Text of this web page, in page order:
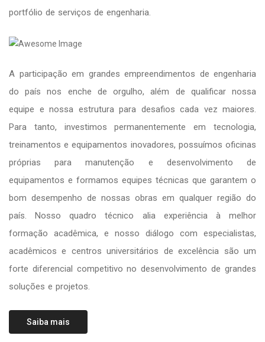
portfólio de serviços de engenharia.
A participação em grandes empreendimentos de engenharia
do país nos enche de orgulho, além de qualificar nossa
equipe e nossa estrutura para desafios cada vez maiores.
Para tanto, investimos permanentemente em tecnologia,
treinamentos e equipamentos inovadores, possuímos oficinas
próprias para manutenção e desenvolvimento de
equipamentos e formamos equipes técnicas que garantem o
bom desempenho de nossas obras em qualquer região do
país. Nosso quadro técnico alia experiência à melhor
formação acadêmica, e nosso diálogo com especialistas,
acadêmicos e centros universitários de excelência são um
forte diferencial competitivo no desenvolvimento de grandes
soluções e projetos.
Saiba mais